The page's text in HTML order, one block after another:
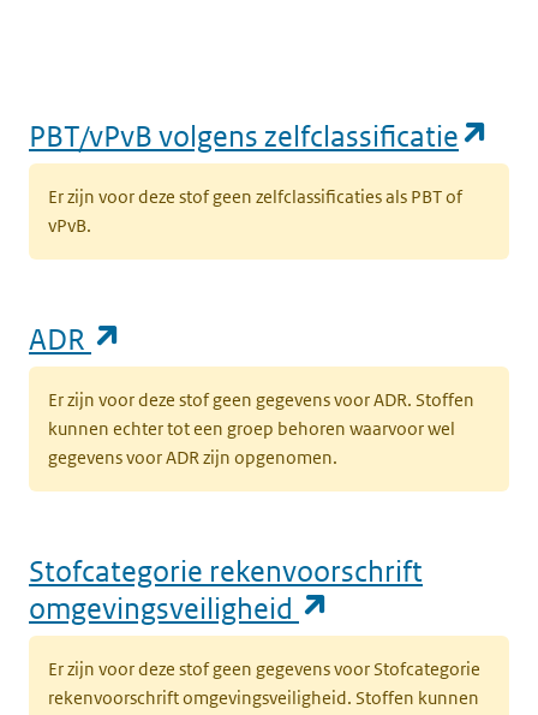
PBT/vPvB volgens zelfclassificatie
Er zijn voor deze stof geen zelfclassificaties als PBT of
vPvB.
ADR
Er zijn voor deze stof geen gegevens voor ADR. Stoffen
kunnen echter tot een groep behoren waarvoor wel
gegevens voor ADR zijn opgenomen.
Stofcategorie rekenvoorschrift
omgevingsveiligheid
Er zijn voor deze stof geen gegevens voor Stofcategorie
rekenvoorschrift omgevingsveiligheid. Stoffen kunnen